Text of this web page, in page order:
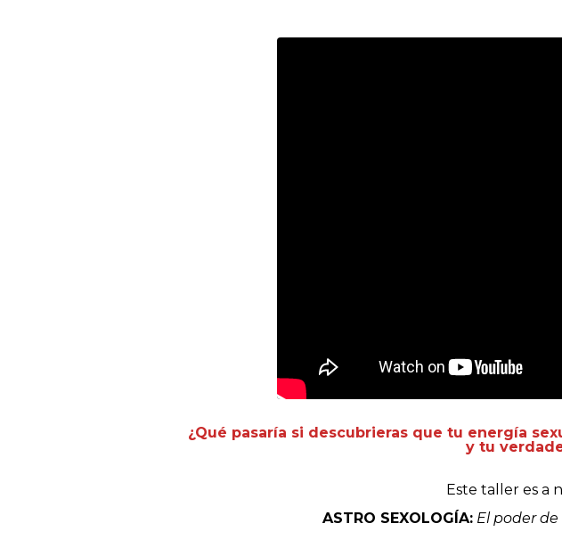
¿Qué pasaría si descubrieras que tu energía
y tu
Este taller es a
ASTRO SEXOLOGÍA: El poder